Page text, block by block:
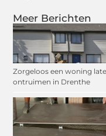
Meer Berichten
Zorgeloos een woning
ontruimen in Drenthe